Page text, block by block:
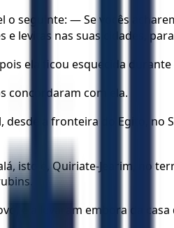
o seguinte: — Se vocês
e levitas nas suas cidades,
ela ficou esquecida durante
concordaram com ela.
desde a fronteira do Egito, no
isto é, Quiriate-Jearim, no
e a levaram embora da